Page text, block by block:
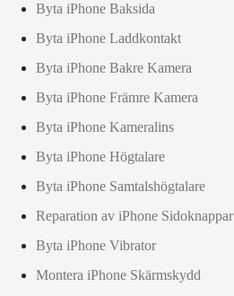
Byta iPhone Baksida
Byta iPhone Laddkontakt
Byta iPhone Bakre Kamera
Byta iPhone Främre Kamera
Byta iPhone Kameralins
Byta iPhone Högtalare
Byta iPhone Samtalshögtalare
Reparation av iPhone Sidoknappar
Byta iPhone Vibrator
Montera iPhone Skärmskydd